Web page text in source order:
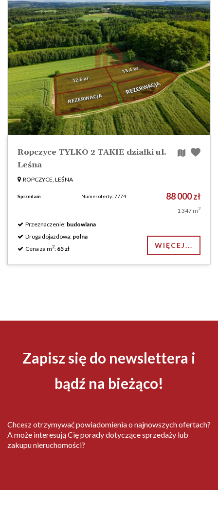
Ropczyce TYLKO 2 TAKIE działki ul.
Leśna
ROPCZYCE, LEŚNA
Sprzedam Numer oferty: 7774 88 000 zł
1 347 m2
Przeznaczenie: budowlana
Droga dojazdowa: polna
Cena za m2: 65 zł WIĘCEJ...
Zapisz się do newslettera i
bądź na bieżąco!
Chcesz otrzymywać powiadomienia o najnowszych ofertach?
A może interesują Cię porady dotyczące sprzedaży lub
zakupu nieruchomości?